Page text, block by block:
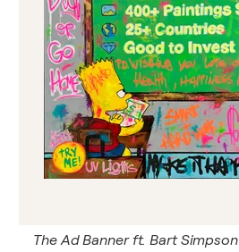
The Ad Banner ft. Bart Simpson